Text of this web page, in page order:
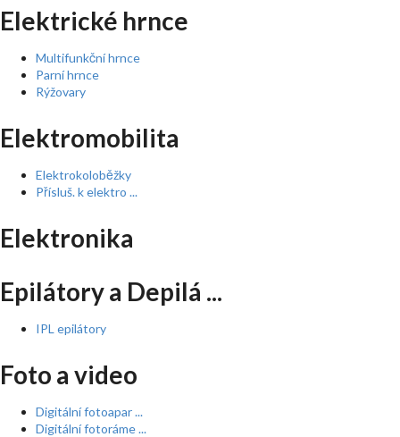
Elektrické hrnce
Multifunkční hrnce
Parní hrnce
Rýžovary
Elektromobilita
Elektrokoloběžky
Přísluš. k elektro ...
Elektronika
Epilátory a Depilá ...
IPL epilátory
Foto a video
Digitální fotoapar ...
Digitální fotoráme ...